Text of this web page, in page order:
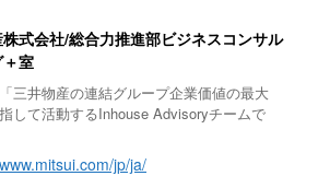
式会社/総合力推進部ビジネスコンサル
室
三井物産の連結グループ企業価値の最大
して活動するInhouse Advisoryチームで
jp/ja/